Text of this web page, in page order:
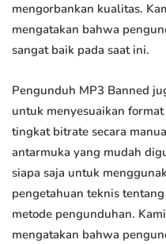
mengorbankan kualitas.
mengatakan bahwa
sangat baik pada saat ini.
Pengunduh MP3 Banned
untuk menyesuaikan
tingkat bitrate secara
antarmuka yang mudah
siapa saja untuk
pengetahuan teknis
metode pengunduhan.
mengatakan bahwa